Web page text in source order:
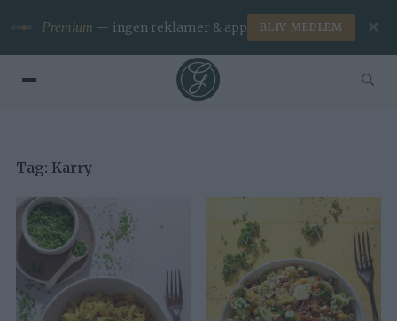
Premium — ingen reklamer & app BLIV MEDLEM ✕
Tag: Karry